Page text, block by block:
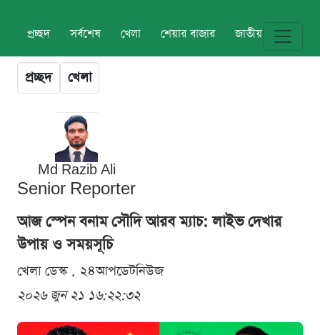
প্রচ্ছদ সর্বশেষ খেলা শেয়ার বাজার জাতীয় বিশ্ব
প্রচ্ছদ খেলা
Md Razib Ali
Senior Reporter
আজ স্পেন বনাম সৌদি আরব ম্যাচ: লাইভ দেখার
উপায় ও সময়সূচি
খেলা ডেস্ক . ২৪আপডেটনিউজ
২০২৬ জুন ২১ ১৬:২২:৩২